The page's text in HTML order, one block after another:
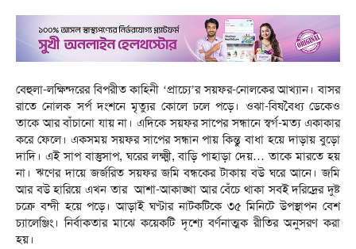
বেহুলা-লক্ষিন্দরের বিপরীত কাহিনী ‘প্রাচ্যে’র সয়ফর-নোলকের আখ্যান। বাসর
রাতে নোলক সর্প দংশনে মৃত্যুর কোলে ঢলে পড়ে। ওঝা-বিষবৈধ্য ডেকেও
তাকে আর বাঁচানো যায় না। এদিকে সয়ফর সাপের সন্ধানে স্বর্গ-মত্য একাকার
করে ফেলে। একসময় সয়ফর সাপের সন্ধান পায় কিন্তু বাধা হয়ে দাড়ায় বুড়ো
দাদি। এই সাপ বাস্তুসাপ, ঘরের লক্ষ্মী, বাড়ি পাহাড়া দেয়… তাকে মারতে হয়
না। ঋণের দায়ে জর্জরিত সয়ফর জমি বন্ধকের টাকায় বউ ঘরে আনে। জমি
আর বউ হারিয়ে এখন তার আশা-আকাঙ্খা আর বেঁচে থাকা সবই দরিদ্রের দুষ্ট
চক্রে বন্দী হয়ে পড়ে। আড়াই ঘণ্টার নাটকটিকে ৩৫ মিনিটে উপস্থাপন বেশ
চ্যালেঞ্জিং। নির্বাকতার মাঝে কয়েকটি দৃশ্যে বর্ণনাত্মক রীতির অনুসরণ করা
হয়।